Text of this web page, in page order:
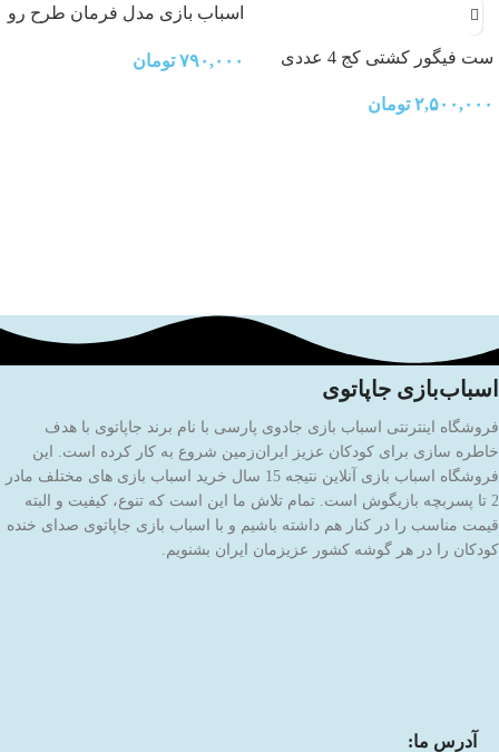
ست فیگور کشتی کج 4 عددی
۲,۵۰۰,۰۰۰ تومان
اسباب بازی مدل فرمان طرح رو
۷۹۰,۰۰۰ تومان
اسباب‌بازی جاپاتوی
فروشگاه اینترنتی اسباب بازی جادوی پارسی با نام برند جاپاتوی با هدف
خاطره سازی برای کودکان عزیز ایران‌زمین شروع به کار کرده است. این
فروشگاه اسباب بازی آنلاین نتیجه 15 سال خرید اسباب بازی های مختلف مادر
2 تا پسربچه بازیگوش است. تمام تلاش ما این است که تنوع، کیفیت و البته
قیمت مناسب را در کنار هم داشته باشیم و با اسباب بازی جاپاتوی صدای خنده
کودکان را در هر گوشه کشور عزیزمان ایران بشنویم.
آدرس ما: